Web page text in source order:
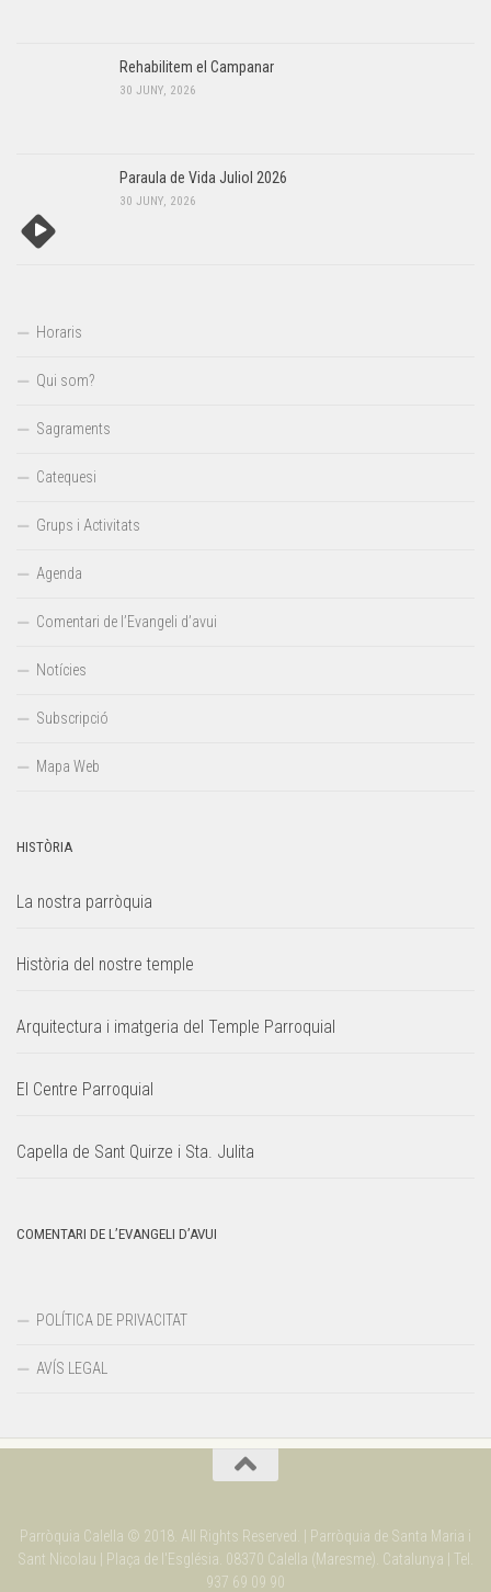
Rehabilitem el Campanar
30 JUNY, 2026
Paraula de Vida Juliol 2026
30 JUNY, 2026
Horaris
Qui som?
Sagraments
Catequesi
Grups i Activitats
Agenda
Comentari de l’Evangeli d’avui
Notícies
Subscripció
Mapa Web
HISTÒRIA
La nostra parròquia
Història del nostre temple
Arquitectura i imatgeria del Temple Parroquial
El Centre Parroquial
Capella de Sant Quirze i Sta. Julita
COMENTARI DE L’EVANGELI D’AVUI
POLÍTICA DE PRIVACITAT
AVÍS LEGAL
Parròquia Calella © 2018. All Rights Reserved. | Parròquia de Santa Maria i
Sant Nicolau | Plaça de l'Església. 08370 Calella (Maresme). Catalunya | Tel.
937 69 09 90